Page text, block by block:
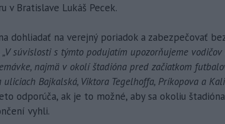
v Bratislave Lukáš Pecek.
dohliadať na verejný poriadok a zabezpečovať
„V súvislosti s týmto podujatím upozorňujeme vodičov
najmä v okolí štadióna pred začiatkom
Bajkalská, Viktora Tegelhoffa, Príkopova a
odporúča, ak je to možné, aby sa okoliu
vyhli.